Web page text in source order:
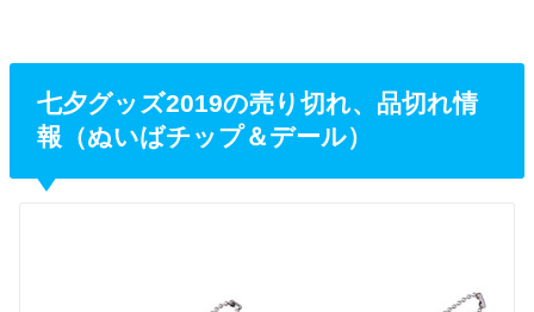
七夕グッズ2019の売り切れ、品切れ情
報（ぬいばチップ＆デール）